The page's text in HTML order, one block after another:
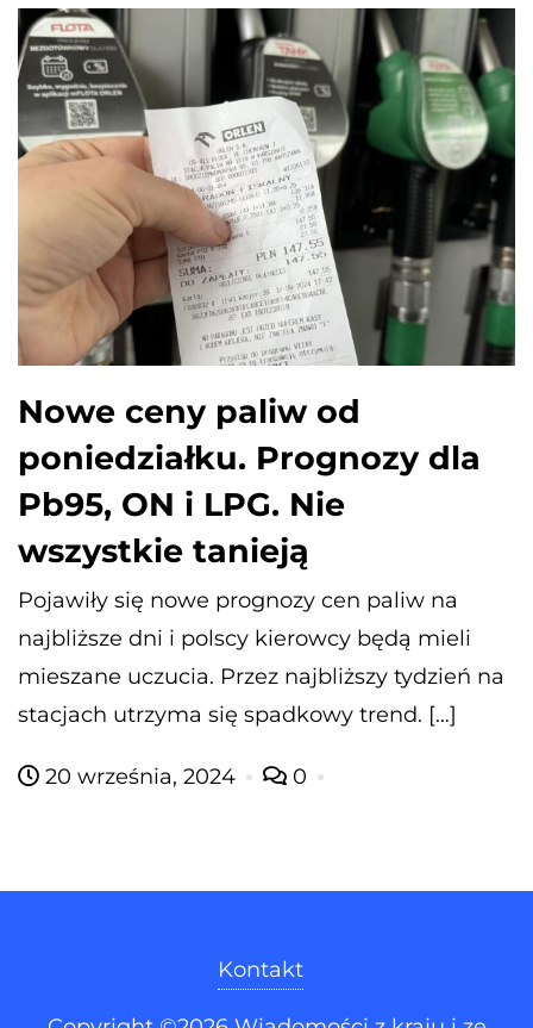
Nowe ceny paliw od
poniedziałku. Prognozy dla
Pb95, ON i LPG. Nie
wszystkie tanieją
Pojawiły się nowe prognozy cen paliw na
najbliższe dni i polscy kierowcy będą mieli
mieszane uczucia. Przez najbliższy tydzień na
stacjach utrzyma się spadkowy trend. […]
20 września, 2024 0
Kontakt